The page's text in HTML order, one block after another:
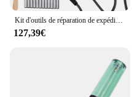
Kit d'outils de réparation de expédide soudage à température réglable, station de soudage 2 en 1, affichage numérique, odorà air chaud, fer à souder, 8898
127,39€